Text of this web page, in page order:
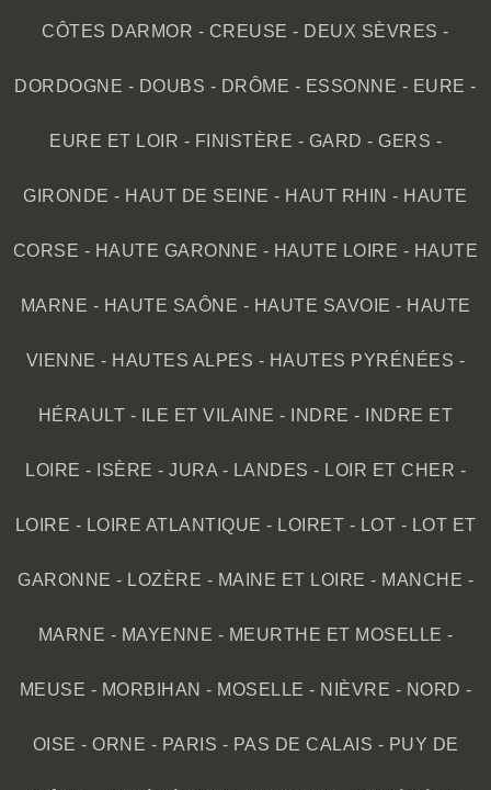
CÔTES DARMOR - CREUSE - DEUX SÈVRES -
DORDOGNE - DOUBS - DRÔME - ESSONNE - EURE -
EURE ET LOIR - FINISTÈRE - GARD - GERS -
GIRONDE - HAUT DE SEINE - HAUT RHIN - HAUTE
CORSE - HAUTE GARONNE - HAUTE LOIRE - HAUTE
MARNE - HAUTE SAÔNE - HAUTE SAVOIE - HAUTE
VIENNE - HAUTES ALPES - HAUTES PYRÉNÉES -
HÉRAULT - ILE ET VILAINE - INDRE - INDRE ET
LOIRE - ISÈRE - JURA - LANDES - LOIR ET CHER -
LOIRE - LOIRE ATLANTIQUE - LOIRET - LOT - LOT ET
GARONNE - LOZÈRE - MAINE ET LOIRE - MANCHE -
MARNE - MAYENNE - MEURTHE ET MOSELLE -
MEUSE - MORBIHAN - MOSELLE - NIÈVRE - NORD -
OISE - ORNE - PARIS - PAS DE CALAIS - PUY DE